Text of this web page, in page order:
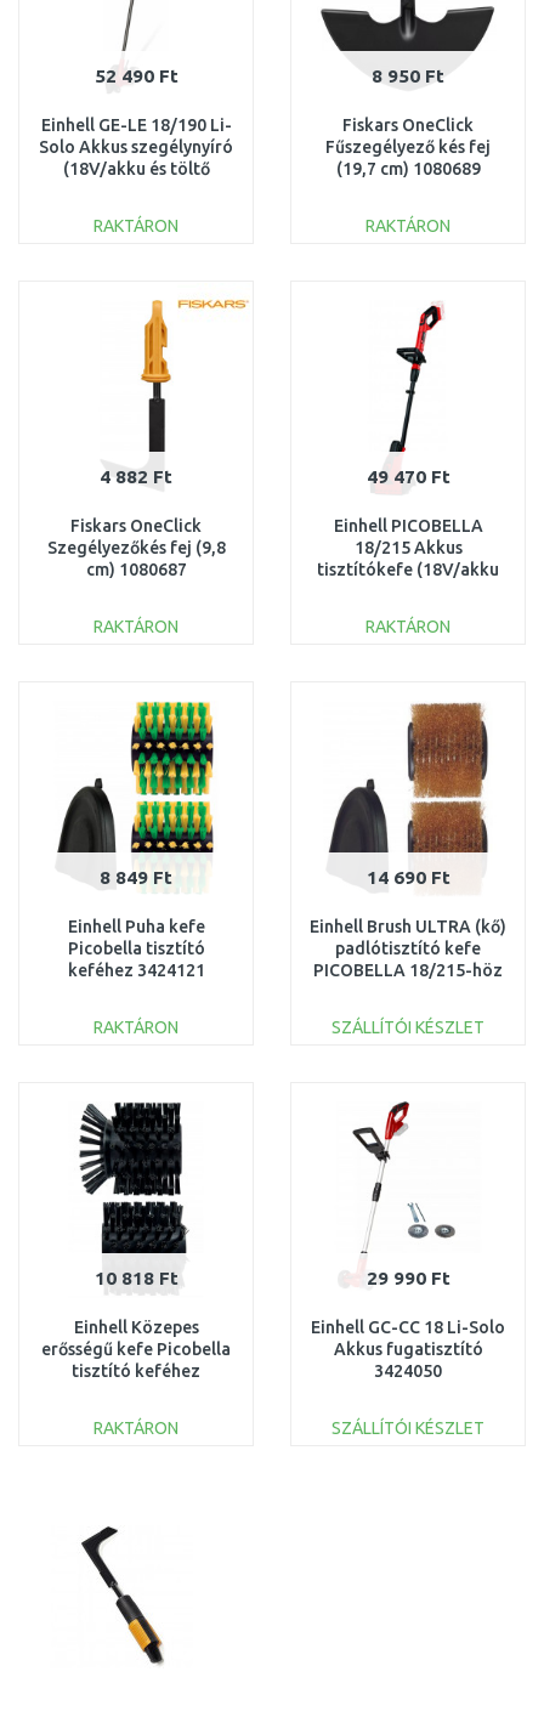
52 490 Ft
Einhell GE-LE 18/190 Li-
Solo Akkus szegélynyíró
(18V/akku és töltő
RAKTÁRON
Összehasonlítás
8 950 Ft
Fiskars OneClick
Fűszegélyező kés fej
(19,7 cm) 1080689
RAKTÁRON
Összehasonlítás
4 882 Ft
Fiskars OneClick
Szegélyezőkés fej (9,8
cm) 1080687
RAKTÁRON
Összehasonlítás
49 470 Ft
Einhell PICOBELLA
18/215 Akkus
tisztítókefe (18V/akku
RAKTÁRON
Összehasonlítás
8 849 Ft
Einhell Puha kefe
Picobella tisztító
keféhez 3424121
RAKTÁRON
Összehasonlítás
14 690 Ft
Einhell Brush ULTRA (kő)
padlótisztító kefe
PICOBELLA 18/215-höz
SZÁLLÍTÓI KÉSZLET
Összehasonlítás
10 818 Ft
Einhell Közepes
erősségű kefe Picobella
tisztító keféhez
RAKTÁRON
29 990 Ft
Einhell GC-CC 18 Li-Solo
Akkus fugatisztító
3424050
SZÁLLÍTÓI KÉSZLET